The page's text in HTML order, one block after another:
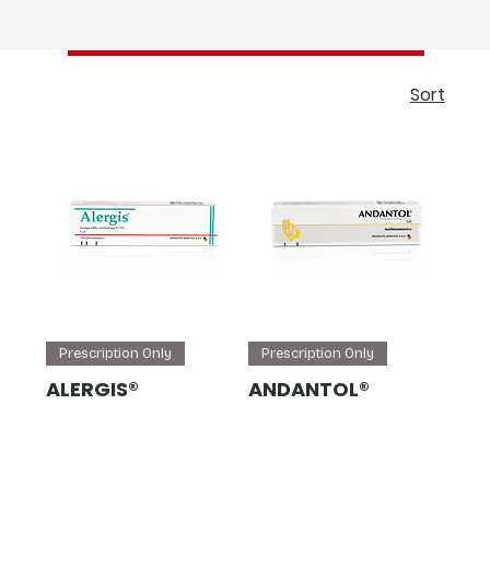
Sort
Prescription Only
ALERGIS®
Prescription Only
ANDANTOL®